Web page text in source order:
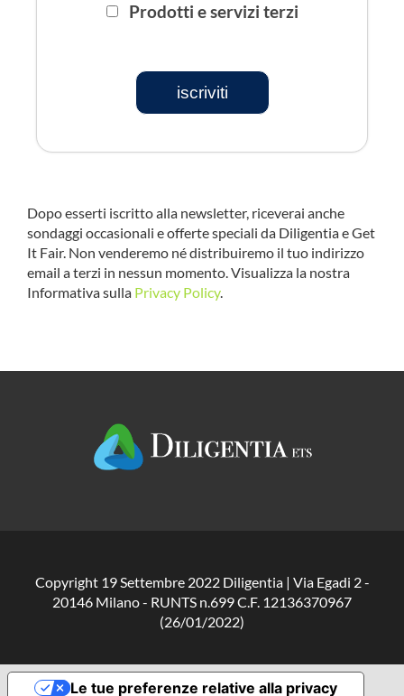
Prodotti e servizi terzi
iscriviti
Dopo esserti iscritto alla newsletter, riceverai anche
sondaggi occasionali e offerte speciali da Diligentia e Get
It Fair. Non venderemo né distribuiremo il tuo indirizzo
email a terzi in nessun momento. Visualizza la nostra
Informativa sulla Privacy Policy.
Copyright 19 Settembre 2022 Diligentia | Via Egadi 2 -
20146 Milano - RUNTS n.699 C.F. 12136370967
(26/01/2022)
Le tue preferenze relative alla privacy